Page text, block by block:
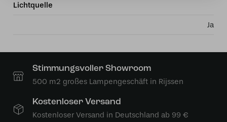
Lichtquelle
Ja
Stimmungsvoller Showroom
500 m2 großes Lampengeschäft in Rijssen
Kostenloser Versand
Kostenloser Versand in Deutschland ab 99 €